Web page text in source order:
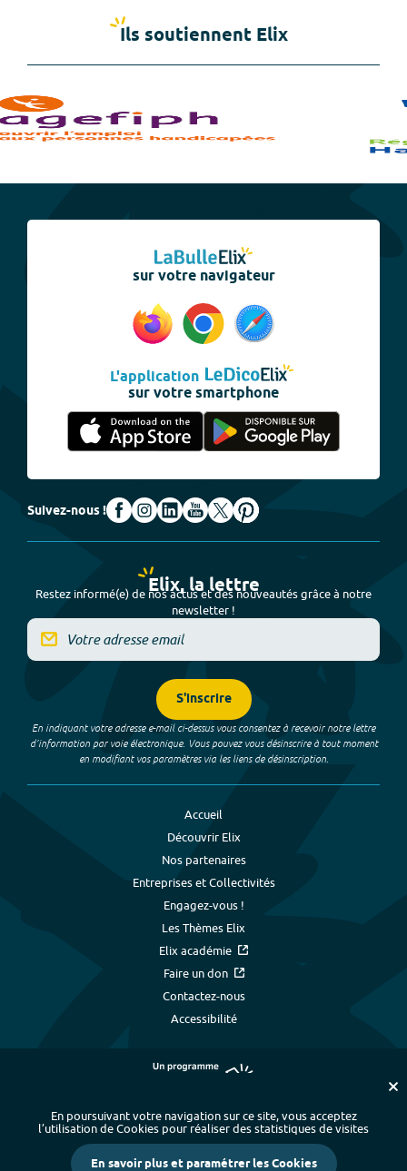
Ils soutiennent Elix
sur votre navigateur
L'application
sur votre smartphone
Suivez-nous !
Elix, la lettre
Restez informé(e) de nos actus et des nouveautés grâce à notre
newsletter !
S'inscrire
En indiquant votre adresse e-mail ci-dessus vous consentez à recevoir notre lettre
d’information par voie électronique. Vous pouvez vous désinscrire à tout moment
en modifiant vos paramètres via les liens de désinscription.
Accueil
Découvrir Elix
Nos partenaires
Entreprises et Collectivités
Engagez-vous !
Les Thèmes Elix
Elix académie
Faire un don
Contactez-nous
Accessibilité
Plan du site - Index alphabétique
-
Mentions légales et données personnelles
- Paramétrer les cookies
En poursuivant votre navigation sur ce site, vous acceptez
l’utilisation de Cookies pour réaliser des statistiques de visites
En savoir plus et paramétrer les Cookies